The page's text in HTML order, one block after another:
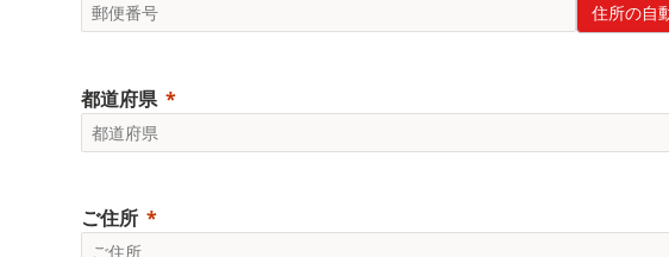
住所の自
都道府県
ご住所